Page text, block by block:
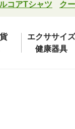
コアTシャツ ク
エクササイズ
健康器具